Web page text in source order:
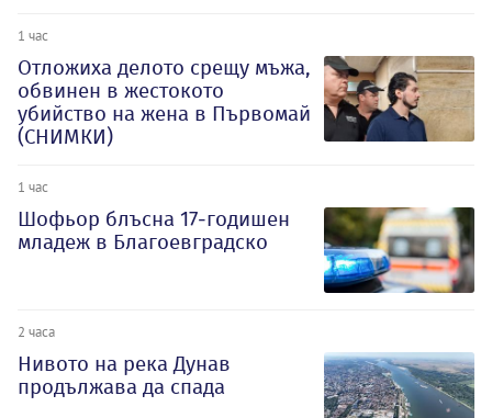
1 час
Отложиха делото срещу мъжа,
обвинен в жестокото
убийство на жена в Първомай
(СНИМКИ)
1 час
Шофьор блъсна 17-годишен
младеж в Благоевградско
2 часа
Нивото на река Дунав
продължава да спада